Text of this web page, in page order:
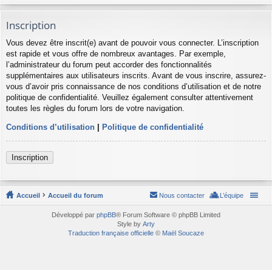
Inscription
Vous devez être inscrit(e) avant de pouvoir vous connecter. L’inscription
est rapide et vous offre de nombreux avantages. Par exemple,
l’administrateur du forum peut accorder des fonctionnalités
supplémentaires aux utilisateurs inscrits. Avant de vous inscrire, assurez-
vous d’avoir pris connaissance de nos conditions d’utilisation et de notre
politique de confidentialité. Veuillez également consulter attentivement
toutes les règles du forum lors de votre navigation.
Conditions d’utilisation | Politique de confidentialité
Inscription
Accueil Accueil du forum L’équipe
Nous contacter
Développé par phpBB® Forum Software © phpBB Limited
Style by Arty
Traduction française officielle © Maël Soucaze